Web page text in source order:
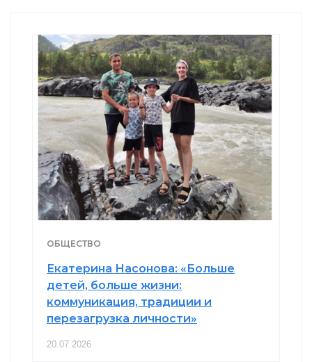
ОБЩЕСТВО
Екатерина Насонова: «Больше
детей, больше жизни:
коммуникация, традиции и
перезагрузка личности»
20.07.2026